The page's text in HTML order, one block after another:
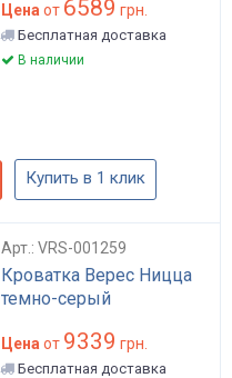
Цена от 6589 грн.
Бесплатная доставка
В наличии
Купить в 1 клик
Арт.: VRS-001259
Кроватка Верес Ницца
темно-серый
Цена от 9339 грн.
Бесплатная доставка